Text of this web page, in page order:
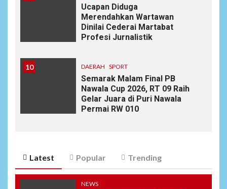
Ucapan Diduga
Merendahkan Wartawan
Dinilai Cederai Martabat
Profesi Jurnalistik
10 DAERAH SPORT
Semarak Malam Final PB
Nawala Cup 2026, RT 09 Raih
Gelar Juara di Puri Nawala
Permai RW 010
Latest Popular Trending
NEWS